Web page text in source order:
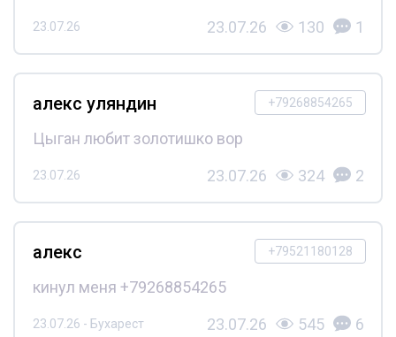
23.07.26 23.07.26 130 1
+79268854265
алекс уляндин
Цыган любит золотишко вор
23.07.26 23.07.26 324 2
+79521180128
алекс
кинул меня +79268854265
23.07.26 - Бухарест 23.07.26 545 6